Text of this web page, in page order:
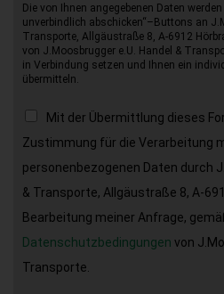
Die von Ihnen angegebenen Daten
unverbindlich abschicken“–Buttons an
Transporte, Allgäustraße 8, A-6912
von J.Moosbrugger e.U. Handel &
in Verbindung setzen und Ihnen ein
übermitteln.
Mit der Übermittlung dieses
Zustimmung für die Verarbeitung
personenbezogenen Daten durch
& Transporte, Allgäustraße 8, A-
Bearbeitung meiner Anfrage,
Datenschutzbedingungen von
Transporte.